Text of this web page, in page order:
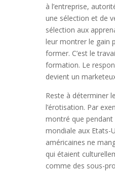
à l’entreprise,
une sélection et de
sélection aux
leur montrer le gain
former. C’est le
formation. Le
devient un
Reste à déterminer
l’érotisation. Par
montré que pendant
mondiale aux Etats-
américaines ne
qui étaient
comme des sous-